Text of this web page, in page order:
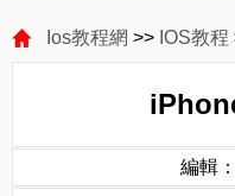
Ios教程網 >> IOS教程
編輯